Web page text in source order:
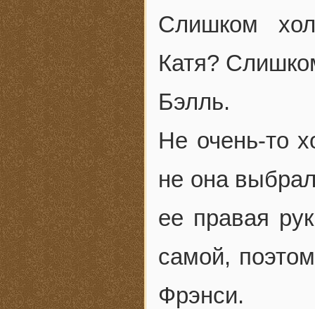
Слишком
Катя?
Бэлль.
Не очень-то
не она
ее правая
самой,
Фрэнси.